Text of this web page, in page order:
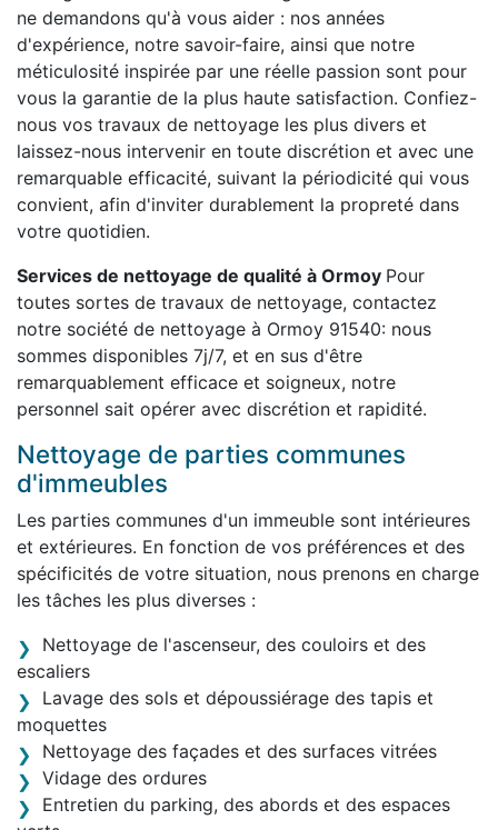
ne demandons qu'à vous aider : nos années
d'expérience, notre savoir-faire, ainsi que notre
méticulosité inspirée par une réelle passion sont pour
vous la garantie de la plus haute satisfaction. Confiez-
nous vos travaux de nettoyage les plus divers et
laissez-nous intervenir en toute discrétion et avec une
remarquable efficacité, suivant la périodicité qui vous
convient, afin d'inviter durablement la propreté dans
votre quotidien.
Services de nettoyage de qualité à Ormoy Pour
toutes sortes de travaux de nettoyage, contactez
notre société de nettoyage à Ormoy 91540: nous
sommes disponibles 7j/7, et en sus d'être
remarquablement efficace et soigneux, notre
personnel sait opérer avec discrétion et rapidité.
Nettoyage de parties communes
d'immeubles
Les parties communes d'un immeuble sont intérieures
et extérieures. En fonction de vos préférences et des
spécificités de votre situation, nous prenons en charge
les tâches les plus diverses :
Nettoyage de l'ascenseur, des couloirs et des
escaliers
Lavage des sols et dépoussiérage des tapis et
moquettes
Nettoyage des façades et des surfaces vitrées
Vidage des ordures
Entretien du parking, des abords et des espaces